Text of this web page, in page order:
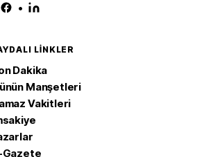
•
LINKLER
Dakika
Manşetleri
Vakitleri
Gazete